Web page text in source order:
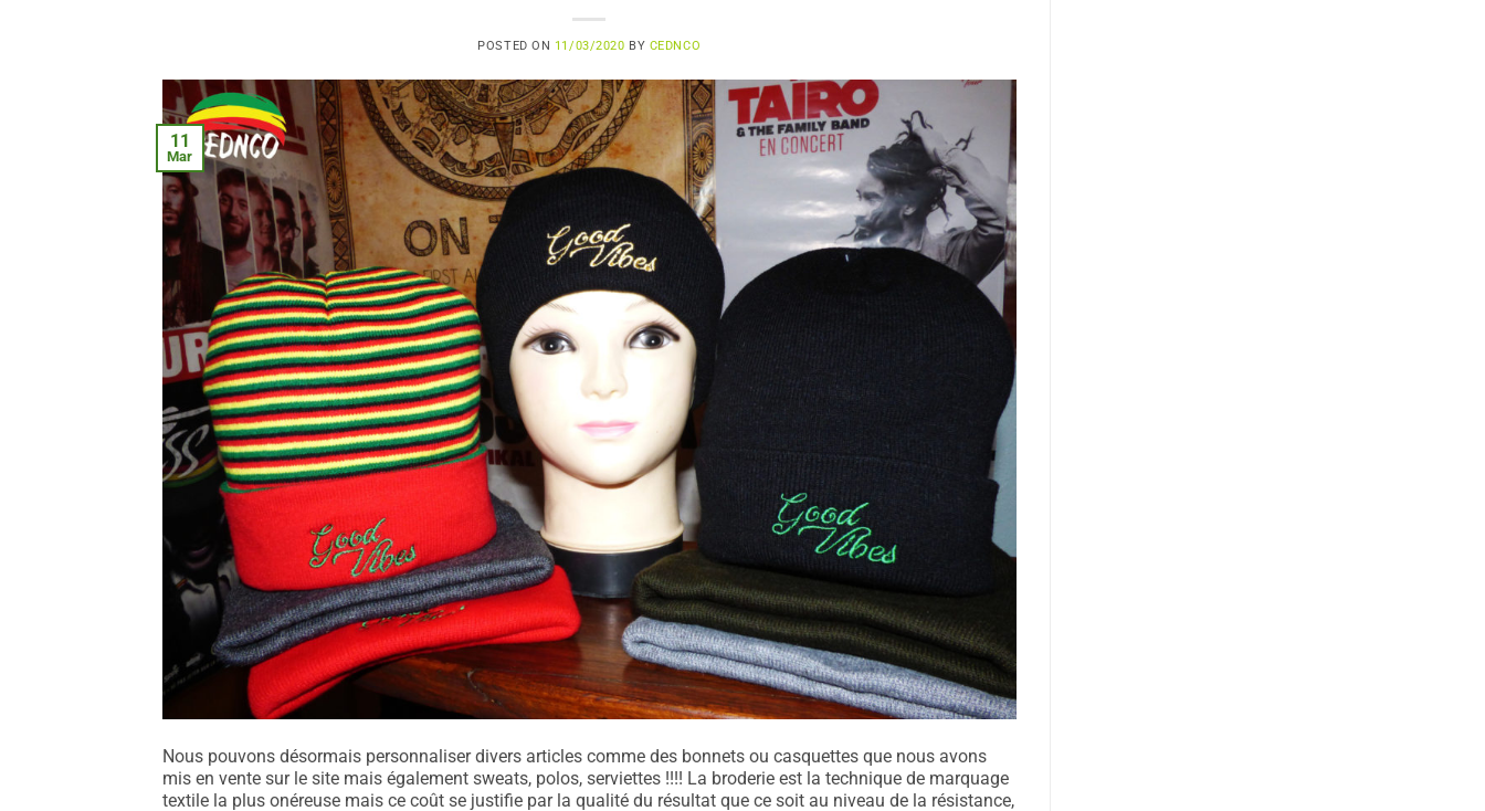
POSTED ON 11/03/2020 BY CEDNCO
11
Mar
Nous pouvons désormais personnaliser divers articles comme des bonnets ou casquettes que nous avons
mis en vente sur le site mais également sweats, polos, serviettes !!!! La broderie est la technique de marquage
textile la plus onéreuse mais ce coût se justifie par la qualité du résultat que ce soit au niveau de la résistance,